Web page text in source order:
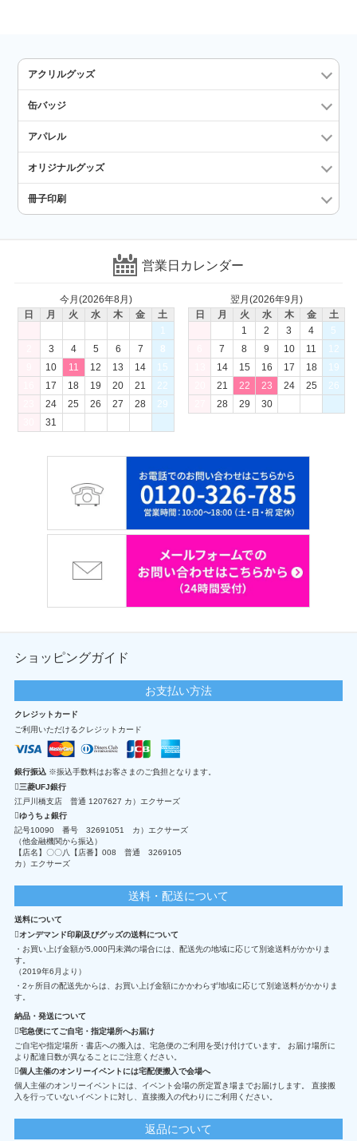
アクリルグッズ
缶バッジ
アパレル
オリジナルグッズ
冊子印刷
営業日カレンダー
今月(2026年8月)
日
月 火 水 木 金
土
1
3 4 5 6 7
8
10 11 12 13 14
15
17 18 19 20 21
22
24 25 26 27 28
29
31
翌月(2026年9月)
日
月 火 水 木 金
土
1
2 3 4
5
7 8 9 10 11
12
14 15 16 17 18
19
21 22 23 24 25
26
28 29 30
ショッピングガイド
お支払い方法
クレジットカード
ご利用いただけるクレジットカード
銀行振込 ※振込手数料はお客さまのご負担となります。
三菱UFJ銀行
江戸川橋支店 普通 1207627 カ）エクサーズ
ゆうちょ銀行
記号10090 番号 32691051 カ）エクサーズ
（他金融機関から振込）
【店名】〇〇八【店番】008 普通 3269105
カ）エクサーズ
送料・配送について
送料について
オンデマンド印刷及びグッズの送料について
・お買い上げ金額が5,000円未満の場合には、配送先の地域に応じて別途送料がかかりま
す。
（2019年6月より）
・2ヶ所目の配送先からは、お買い上げ金額にかかわらず地域に応じて別途送料がかかりま
す。
納品・発送について
宅急便にてご自宅・指定場所へお届け
ご自宅や指定場所・書店への搬入は、宅急便のご利用を受け付けています。 お届け場所に
より配達日数が異なることにご注意ください。
個人主催のオンリーイベントには宅配便搬入で会場へ
個人主催のオンリーイベントには、イベント会場の所定置き場までお届けします。 直接搬
入を行っていないイベントに対し、直接搬入の代わりにご利用ください。
返品について